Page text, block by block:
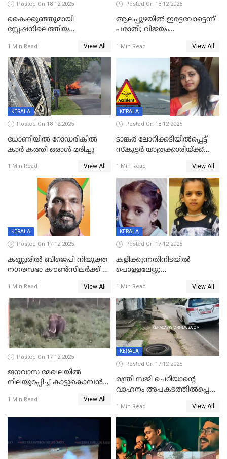
Posted On 18-12-2025
കൈക്കുഞ്ഞുമായി
സ്റ്റേഷനിലെത്തിയ
കരണത്തടിച്ചു; CC ടിവി
ദൃശ്യങ്ങൾ പുറത്ത്
1 Min Read View All
Posted On 18-12-2025
ആലപ്പുഴയിൽ ഇരട്ടവോട്ടെന്ന്
പരാതി; വിജയം
വാർഡിലെ എൽഡിഎഫ്
സ്ഥാനാർത്ഥി
1 Min Read View All
KERALA
Posted On 18-12-2025
ധോണിയിൽ റോഡരികിൽ
കാർ കത്തി ഒരാൾ മരിച്ചു
1 Min Read View All
KERALA
Posted On 18-12-2025
ടാങ്കർ ലോറിക്കടിയിൽപ്പെട്ട്
സ്കൂട്ടർ യാത്രക്കാരിയ്ക്ക്
കണ്ടോത്ത് ദേശീയ പാതയിൽ
1 Min Read View All
KERALA
Posted On 17-12-2025
കണ്ണൂരിൽ ബിജെപി നിയുക്ത
നഗരസഭാ കൗൺസിലർക്ക് 36
1 Min Read View All
KERALA
Posted On 17-12-2025
കളിക്കുന്നതിനിടയിൽ
പൊള്ളലേറ്റു;
ക്ലാസ് വിദ്യാർത്ഥിനി മരിച്ചു
1 Min Read View All
Posted On 17-12-2025
ജനവാസ മേഖലയില്‍
നിലയുറപ്പിച്ച് കാട്ടുകൊമ്പന്‍
1 Min Read View All
KERALA
Posted On 17-12-2025
മന്ത്രി സജി ചെറിയാന്റെ
വാഹനം അപകടത്തിൽപ്പെട്ടു;
രക്ഷപ്പെട്ടത് തലനാരിടയ്ക്ക്
1 Min Read View All